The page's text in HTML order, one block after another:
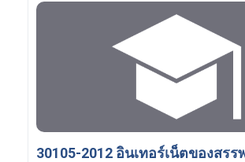
30105-2012 อินเทอร์เน็ตของสรร